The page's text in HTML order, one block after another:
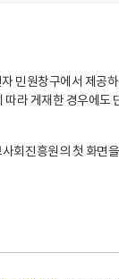
민원창구에서 제공
라 게재한 경우에
진흥원의 첫 화면